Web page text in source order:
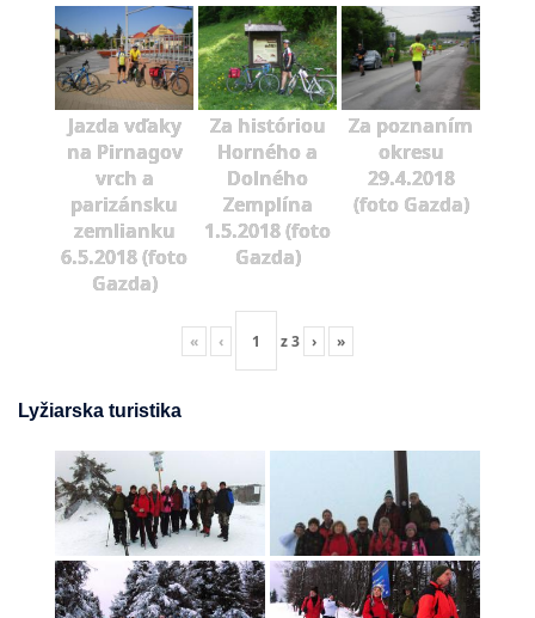
Jazda vďaky
na Pirnagov
vrch a
parizánsku
zemlianku
6.5.2018 (foto
Gazda)
Za históriou
Horného a
Dolného
Zemplína
1.5.2018 (foto
Gazda)
Za poznaním
okresu
29.4.2018
(foto Gazda)
« ‹ z3 › »
Lyžiarska turistika